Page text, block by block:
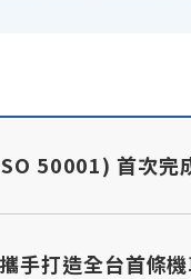
50001) 首次完
手打造全台首條